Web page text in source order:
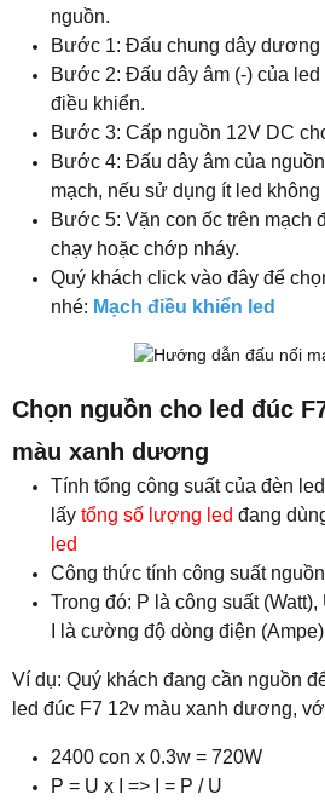
nguồn.
Bước 1: Đấu chung dây dương
Bước 2: Đấu dây âm (-) của
điều khiển.
Bước 3: Cấp nguồn 12V DC
Bước 4: Đấu dây âm của
mạch, nếu sử dụng ít led
Bước 5: Vặn con ốc trên mạch
chạy hoặc chớp nháy.
Quý khách click vào đây để
nhé: Mạch điều khiển led
Chọn nguồn cho led đúc
màu xanh dương
Tính tổng công suất của đèn
lấy tổng số lượng led đang
led
Công thức tính công suất
Trong đó: P là công suất
I là cường độ dòng điện (Ampe)
Ví dụ: Quý khách đang cần nguồn
led đúc F7 12v màu xanh dương,
2400 con x 0.3w = 720W
P = U x I => I = P / U